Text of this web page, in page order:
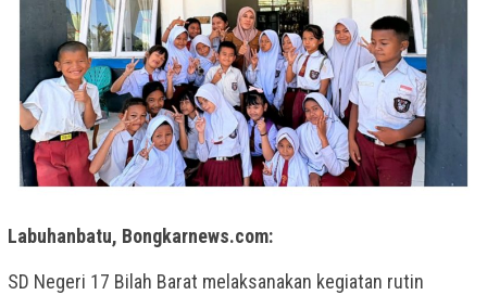
Labuhanbatu, Bongkarnews.com:
SD Negeri 17 Bilah Barat melaksanakan kegiatan rutin